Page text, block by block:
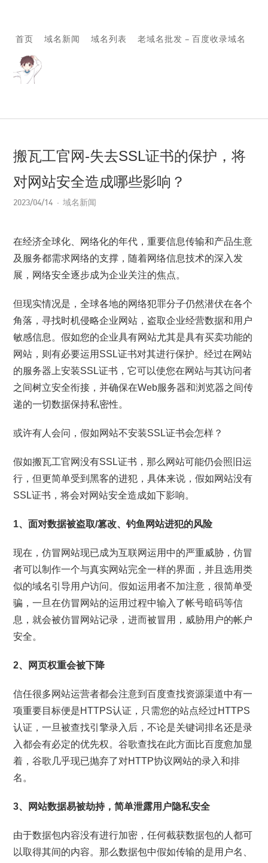
首页 域名新闻 域名列表 老域名批发 – 百度收录域名
搬瓦工官网-失去SSL证书的保护，将
对网站安全造成哪些影响？
2023/04/14 域名新闻
在经济全球化、网络化的年代，重要信息传输和产品生意
及服务都需求网络的支撑，随着网络信息技术的深入发
展，网络安全逐步成为企业关注的焦点。
但现实情况是，全球各地的网络犯罪分子仍然潜伏在各个
角落，寻找时机侵略企业网站，盗取企业经营数据和用户
敏感信息。假如您的企业具有网站尤其是具有买卖功能的
网站，则有必要运用SSL证书对其进行保护。经过在网站
的服务器上安装SSL证书，它可以使您在网站与其访问者
之间树立安全衔接，并确保在Web服务器和浏览器之间传
递的一切数据保持私密性。
或许有人会问，假如网站不安装SSL证书会怎样？
假如搬瓦工官网没有SSL证书，那么网站可能仍会照旧运
行，但更简单受到黑客的进犯，具体来说，假如网站没有
SSL证书，将会对网站安全造成如下影响。
1、面对数据被盗取/篡改、钓鱼网站进犯的风险
现在，仿冒网站现已成为互联网运用中的严重威胁，仿冒
者可以制作一个与真实网站完全一样的界面，并且选用类
似的域名引导用户访问。假如运用者不加注意，很简单受
骗，一旦在仿冒网站的运用过程中输入了帐号暗码等信
息，就会被仿冒网站记录，进而被冒用，威胁用户的帐户
安全。
2、网页权重会被下降
信任很多网站运营者都会注意到百度查找资源渠道中有一
项重要目标便是HTTPS认证，只需您的站点经过HTTPS
认证，一旦被查找引擎录入后，不论是关键词排名还是录
入都会有必定的优先权。谷歌查找在此方面比百度愈加显
着，谷歌几乎现已抛弃了对HTTP协议网站的录入和排
名。
3、网站数据易被劫持，简单泄露用户隐私安全
由于数据包内容没有进行加密，任何截获数据包的人都可
以取得其间的内容。那么数据包中假如传输的是用户名、